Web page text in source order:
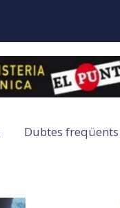
Dubtes freqüents